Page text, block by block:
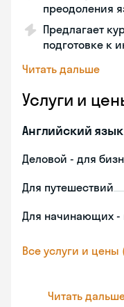
преодоления
Предлагает
подготовке к
Читать дальше
Услуги и
Английский язык
Деловой - для
Для путешествий
Для начинающих -
Все услуги и цены
Читать